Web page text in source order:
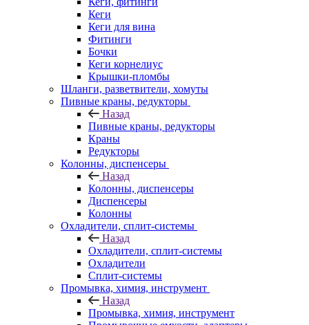
Кеги
Кеги для вина
Фитинги
Бочки
Кеги корнелиус
Крышки-пломбы
Шланги, разветвители, хомуты
Пивные краны, редукторы
Назад
Пивные краны, редукторы
Краны
Редукторы
Колонны, диспенсеры
Назад
Колонны, диспенсеры
Диспенсеры
Колонны
Охладители, сплит-системы
Назад
Охладители, сплит-системы
Охладители
Сплит-системы
Промывка, химия, инструмент
Назад
Промывка, химия, инструмент